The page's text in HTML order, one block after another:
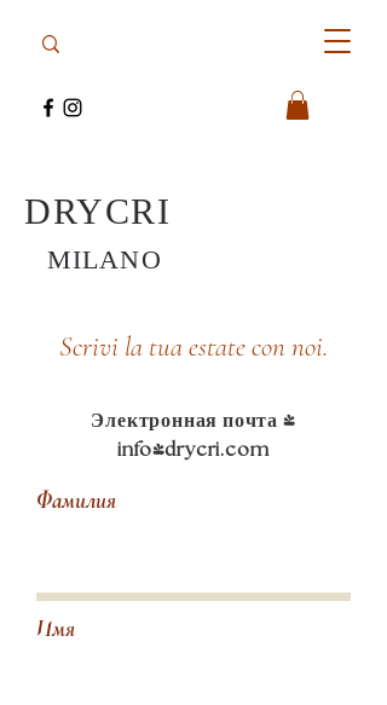
DRYCRI
MILANO
Scrivi la tua estate con noi.
Электронная почта -
info@drycri.com
Фамилия
Имя